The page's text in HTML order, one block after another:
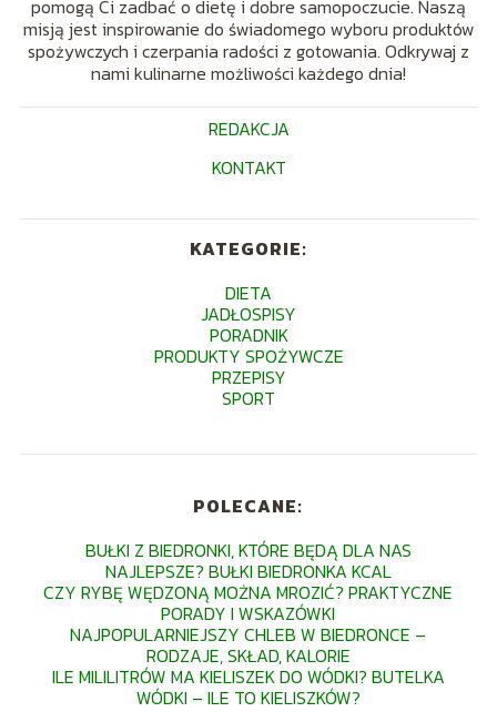
pomogą Ci zadbać o dietę i dobre samopoczucie. Naszą
misją jest inspirowanie do świadomego wyboru produktów
spożywczych i czerpania radości z gotowania. Odkrywaj z
nami kulinarne możliwości każdego dnia!
REDAKCJA
KONTAKT
KATEGORIE:
DIETA
JADŁOSPISY
PORADNIK
PRODUKTY SPOŻYWCZE
PRZEPISY
SPORT
POLECANE:
BUŁKI Z BIEDRONKI, KTÓRE BĘDĄ DLA NAS
NAJLEPSZE? BUŁKI BIEDRONKA KCAL
CZY RYBĘ WĘDZONĄ MOŻNA MROZIĆ? PRAKTYCZNE
PORADY I WSKAZÓWKI
NAJPOPULARNIEJSZY CHLEB W BIEDRONCE –
RODZAJE, SKŁAD, KALORIE
ILE MILILITRÓW MA KIELISZEK DO WÓDKI? BUTELKA
WÓDKI – ILE TO KIELISZKÓW?